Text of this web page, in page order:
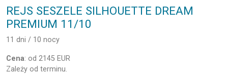
REJS SESZELE SILHOUETTE DREAM
PREMIUM 11/10
11 dni / 10 nocy
Cena: od 2145 EUR
Zależy od terminu.